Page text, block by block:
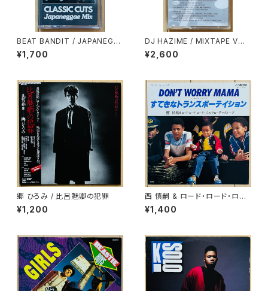
BEAT BANDIT / JAPANEGG
AE MIX(CLASSIC CUTS)
¥1,700
DJ HAZIME / MIXTAPE VOL.
10
¥2,600
郷 ひろみ / 比呂魅卿の犯罪
¥1,200
西 慎嗣 & ロード・ロード・ロー
ディ・ミス・クローディ・グループ
/ DON'T WORRY MAMA
¥1,400